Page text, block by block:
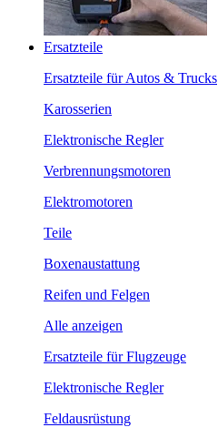
Ersatzteile
Ersatzteile für Autos & Trucks
Karosserien
Elektronische Regler
Verbrennungsmotoren
Elektromotoren
Teile
Boxenaustattung
Reifen und Felgen
Alle anzeigen
Ersatzteile für Flugzeuge
Elektronische Regler
Feldausrüstung